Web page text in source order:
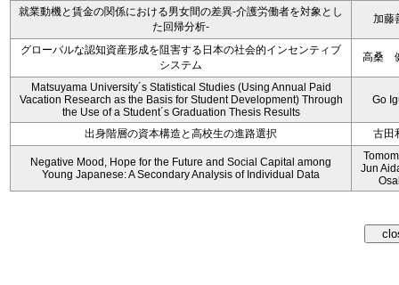
就業動機と賃金の関係における男女間の差異‐介護労働者を対象とし
た回帰分析‐
加藤
グローバルな認知資産形成を阻害する日本の社会的インセンティブ
システム
高桑
Matsuyama University´s Statistical Studies (Using Annual Paid
Vacation Research as the Basis for Student Development) Through
the Use of a Student´s Graduation Thesis Results
Go
出身階層の資本構造と高校生の進路選択 古田
Negative Mood, Hope for the Future and Social Capital among
Young Japanese: A Secondary Analysis of Individual Data
Jun